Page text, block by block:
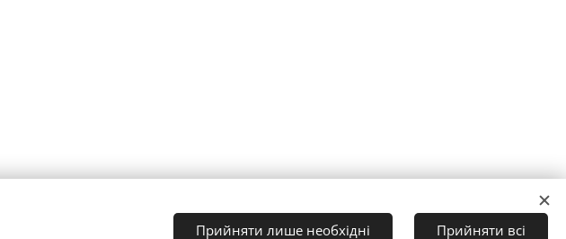
Мови
Прийняти лише необхідні Прийняти всі